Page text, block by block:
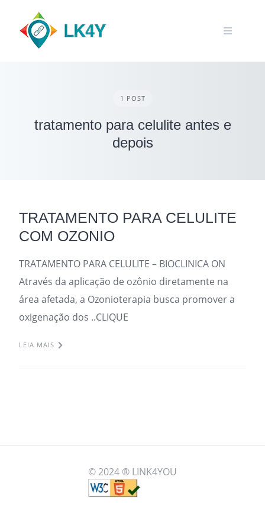
content
1 POST
tratamento para celulite antes e
depois
TRATAMENTO PARA CELULITE
COM OZONIO
TRATAMENTO PARA CELULITE – BIOCLINICA ON
Através da aplicação de ozônio diretamente na
área afetada, a Ozonioterapia busca promover a
oxigenação dos ..CLIQUE
LEIA MAIS
© 2024 ® LINK4YOU